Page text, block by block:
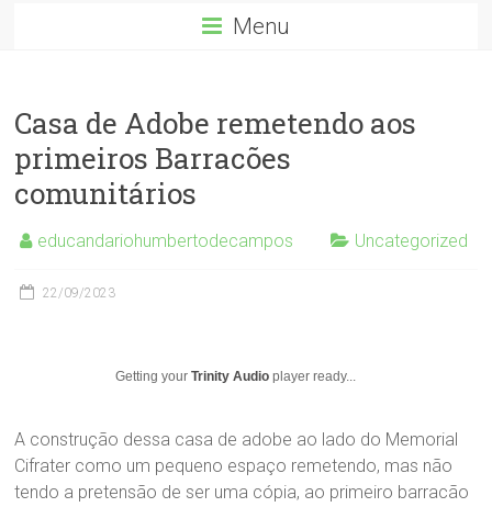
Menu
Casa de Adobe remetendo aos
primeiros Barracões
comunitários
educandariohumbertodecampos Uncategorized
22/09/2023
Getting yourTrinity Audio player ready...
A construção dessa casa de adobe ao lado do Memorial
Cifrater como um pequeno espaço remetendo, mas não
tendo a pretensão de ser uma cópia, ao primeiro barracão